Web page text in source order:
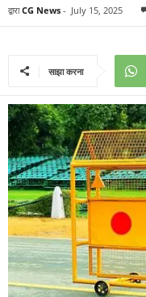
द्वारा CG News - July 15, 2025
साझा करना